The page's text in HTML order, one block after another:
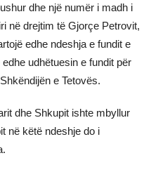
dhe një numër i madh i
në drejtim të Gjorçe Petrovit,
edhe ndeshja e fundit e
udhëtuesin e fundit për
e Tetovës.
dhe Shkupit ishte mbyllur
në këtë ndeshje do i